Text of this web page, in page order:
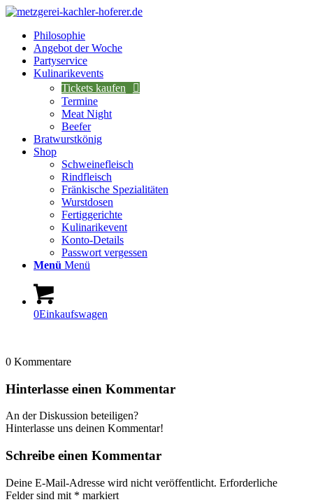
Philosophie
Angebot der Woche
Partyservice
Kulinarikevents
Tickets kaufen
Termine
Meat Night
Beefer
Bratwurstkönig
Shop
Schweinefleisch
Rindfleisch
Fränkische Spezialitäten
Wurstdosen
Fertiggerichte
Kulinarikevent
Konto-Details
Passwort vergessen
Menü Menü
0Einkaufswagen
0 Kommentare
Hinterlasse einen Kommentar
An der Diskussion beteiligen?
Hinterlasse uns deinen Kommentar!
Schreibe einen Kommentar
Deine E-Mail-Adresse wird nicht veröffentlicht. Erforderliche
Felder sind mit * markiert